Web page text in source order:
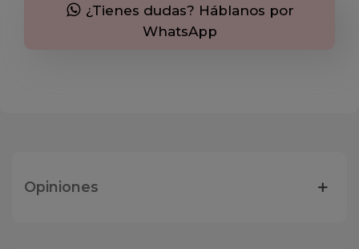
¿Tienes dudas? Háblanos por
WhatsApp
Opiniones